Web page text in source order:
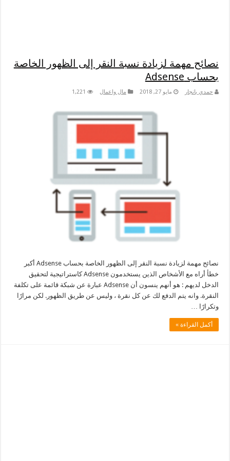
نصائح مهمة لزيادة نسبة النقر إلى الظهور الخاصة
بحساب Adsense
حمدي بانجار مايو 27, 2018 مال واعمال 1,221
نصائح مهمة لزيادة نسبة النقر إلى الظهور الخاصة بحساب Adsense أكبر
خطأ أراه مع الأشخاص الذين يستخدمون Adsense كاستراتيجية لتحقيق
الدخل لديهم : هو أنهم ينسون أن Adsense عبارة عن شبكة قائمة على تكلفة
النقرة. وانه يتم الدفع لك عن كل نقرة ، وليس عن طريق الظهور. لكن مرارًا
وتكرارًا …
أكمل القراءة »